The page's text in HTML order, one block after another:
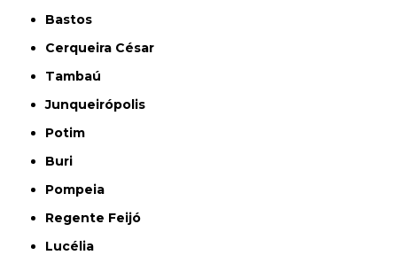
Bastos
Cerqueira César
Tambaú
Junqueirópolis
Potim
Buri
Pompeia
Regente Feijó
Lucélia